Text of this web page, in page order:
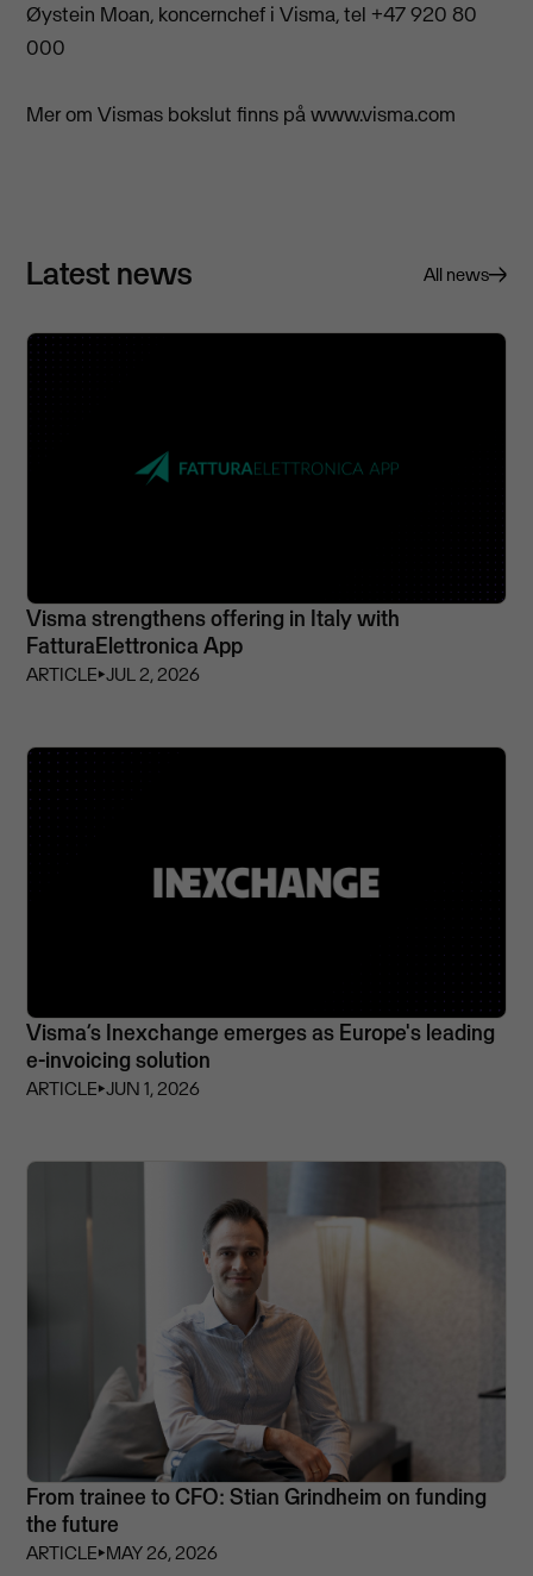
Øystein Moan, koncernchef i Visma, tel +47 920 80
000
Mer om Vismas bokslut finns på www.visma.com
Latest news All news
Visma strengthens offering in Italy with
FatturaElettronica App
ARTICLE⏵JUL 2, 2026
Visma’s Inexchange emerges as Europe's leading
e-invoicing solution
ARTICLE⏵JUN 1, 2026
From trainee to CFO: Stian Grindheim on funding
the future
ARTICLE⏵MAY 26, 2026